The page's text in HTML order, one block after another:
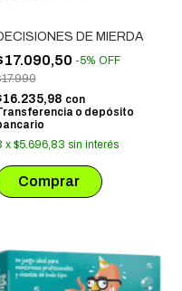
DE MIERDA
-5% OFF
con
o depósito
x $5.696,83 sin interés